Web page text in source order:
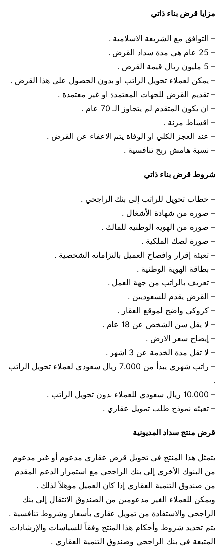
مزايا قرض بناء ذاتي
– التوافق مع الشريعة الاسلامية .
– 25 عام هي مدة سداد القرض .
– 5 مليون ريال قيمة القرض .
– يمكن لعملاء تحويل الراتب او بدون الحصول على هذا القرض .
– تقديم القرض للجهات المعتمدة او غير معتمدة .
– ان يكون المتقدم لم يتجاوز الـ 70 عام .
– اقساط مرنة .
– عند العجز الكلي او الوفاة يتم الاعفاء عن القرض .
– نسبة هامش ربح تنافسية .
شروط قرض بناء ذاتي
– خطاب تحويل للراتب إلى بنك الراجحي .
– صورة من شهادة الأشغال .
– صورة من الهويه الوطنيه للمالك .
– صورة لصك الملكية .
– تعبئة إقرار وافصاح العميل بالتزاماته الشخصية .
– بطاقة الهوية الوطنية .
– تعريف بالراتب من جهة العمل .
– القرض يقدم للسعوديين .
– كروكي واضح لموقع العقار .
– لا يقل سن الشخص عن 18 عام .
– إيضاح سعر الارض .
– لا تقل مدة الخدمة عن 3 اشهر .
– راتب شهري يبدأ من 7.000 ريال سعودي لعملاء تحويل الراتب
.
– 10.000 ريال سعودي للعملاء بدون تحويل الراتب .
– تعبئه نموذج طلب تمويل عقاري .
قرض منتج سداد المديونية
يتمثل هذا المنتج في تحويل قرض عقاري مدعوم أو غير مدعوم
من البنوك الأخرى إلى بنك الراجحي مع استمرار الدعم المقدم
من صندوق التنمية العقاري إذا كان العميل مؤهلاً لذلك .
ويمكن للعملاء الغير مدعومين من الصندوق الانتقال إلى بنك
الراجحي والاستفادة من تمويل عقاري بأسعار وشروط تنافسية .
يتم تحديد شروط وأحكام هذا المنتج وفقاً للسياسات والإرشادات
المتبعة في بنك الراجحي وصندوق التنمية العقاري .